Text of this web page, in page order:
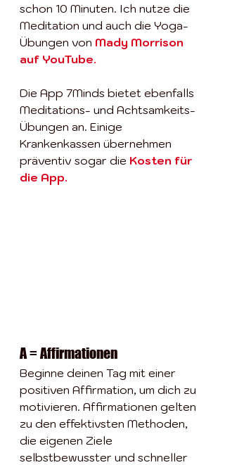
schon 10 Minuten. Ich nutze die
Meditation und auch die Yoga-
Übungen von Mady Morrison
auf YouTube.
Die App 7Minds bietet ebenfalls
Meditations- und Achtsamkeits-
Übungen an. Einige
Krankenkassen übernehmen
präventiv sogar die Kosten für
die App.
A = Affirmationen
Beginne deinen Tag mit einer
positiven Affirmation, um dich zu
motivieren. Affirmationen gelten
zu den effektivsten Methoden,
die eigenen Ziele
selbstbewusster und schneller